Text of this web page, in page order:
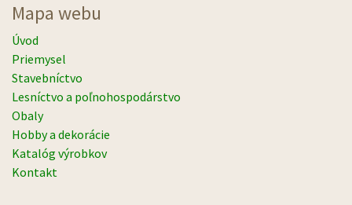
Mapa webu
Úvod
Priemysel
Stavebníctvo
Lesníctvo a poľnohospodárstvo
Obaly
Hobby a dekorácie
Katalóg výrobkov
Kontakt